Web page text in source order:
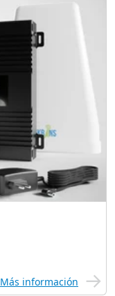
Más información